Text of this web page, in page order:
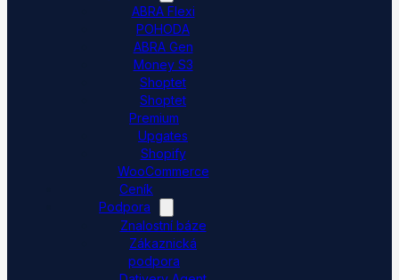
ABRA Flexi
POHODA
ABRA Gen
Money S3
Shoptet
Shoptet
Premium
Upgates
Shopify
WooCommerce
Ceník
Podpora
Znalostní báze
Zákaznická
podpora